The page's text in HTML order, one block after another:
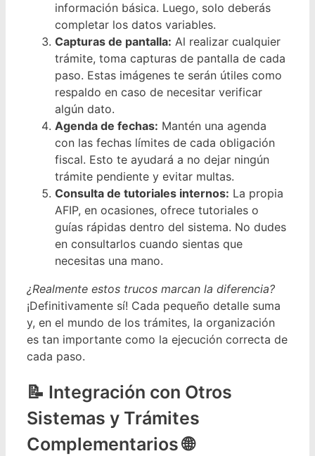
información básica. Luego, solo deberás
completar los datos variables.
Capturas de pantalla: Al realizar cualquier
trámite, toma capturas de pantalla de cada
paso. Estas imágenes te serán útiles como
respaldo en caso de necesitar verificar
algún dato.
Agenda de fechas: Mantén una agenda
con las fechas límites de cada obligación
fiscal. Esto te ayudará a no dejar ningún
trámite pendiente y evitar multas.
Consulta de tutoriales internos: La propia
AFIP, en ocasiones, ofrece tutoriales o
guías rápidas dentro del sistema. No dudes
en consultarlos cuando sientas que
necesitas una mano.
¿Realmente estos trucos marcan la diferencia?
¡Definitivamente sí! Cada pequeño detalle suma
y, en el mundo de los trámites, la organización
es tan importante como la ejecución correcta de
cada paso.
Integración con Otros
Sistemas y Trámites
Complementarios 🌐